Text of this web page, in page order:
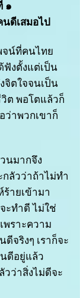
๑
ดีเสมอไป
จน์ที่คนไทย
ฟังตั้งแต่เป็น
จิตใจจนเป็น
ต พอโตแล้วก็
ว่าพวกเขาก็
นมากจึง
กลัวว่าถ้าไม่ทำ
ร้ายเข้ามา
ะทำดี ไม่ใช่
พราะความ
ดีจริงๆ เราก็จะ
ดีอยู่แล้ว
วว่าสิ่งไม่ดีจะ